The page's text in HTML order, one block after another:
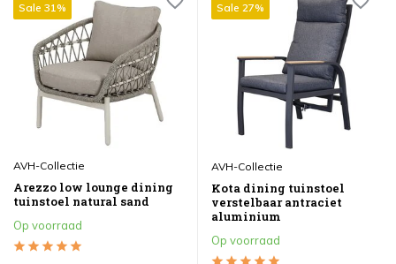
Sale 31%
AVH-Collectie
Arezzo low lounge dining
tuinstoel natural sand
Op voorraad
Sale 27%
AVH-Collectie
Kota dining tuinstoel
verstelbaar antraciet
aluminium
Op voorraad